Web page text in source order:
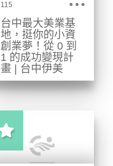
彩學，擬真傷
妝、平面與3D立
體塑形、喪屍造
型與影視毛髮工
藝。零基礎也學
得會，雙軌證照
輔導，翻倍你的
造型接案價值！
115
台中最大美業基
地，挺你的小資
創業夢！從 0 到
1 的成功變現計
畫 | 台中伊美
台中最大美業補
滿班上課真實環
境！提供美甲、
美睫、紋繡、美